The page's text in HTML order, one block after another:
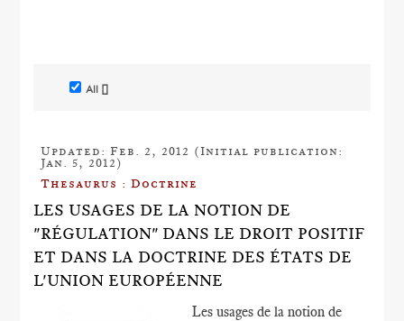
All []
Updated: Feb. 2, 2012 (Initial publication:
Jan. 5, 2012)
Thesaurus : Doctrine
LES USAGES DE LA NOTION DE
"RÉGULATION" DANS LE DROIT POSITIF
ET DANS LA DOCTRINE DES ÉTATS DE
L'UNION EUROPÉENNE
Les usages de la notion de